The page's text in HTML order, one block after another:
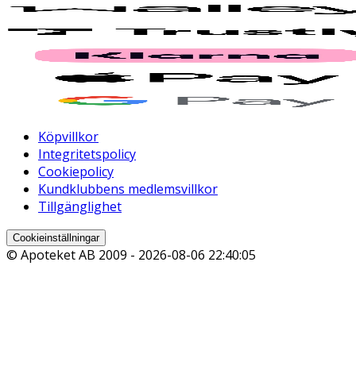
Köpvillkor
Integritetspolicy
Cookiepolicy
Kundklubbens medlemsvillkor
Tillgänglighet
Cookieinställningar
© Apoteket AB 2009 - 2026-08-06 22:40:05